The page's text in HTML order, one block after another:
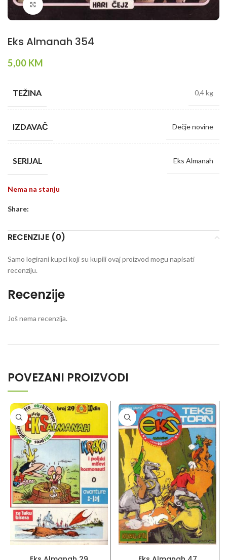
Klikni da povečaš
Eks Almanah 354
5,00 KM
TEŽINA 0,4 kg
IZDAVAČ Dečje novine
SERIJAL Eks Almanah
Nema na stanju
Share:
RECENZIJE (0)
Recenzije
Još nema recenzija.
Samo logirani kupci koji su kupili ovaj proizvod mogu napisati
recenziju.
POVEZANI PROIZVODI